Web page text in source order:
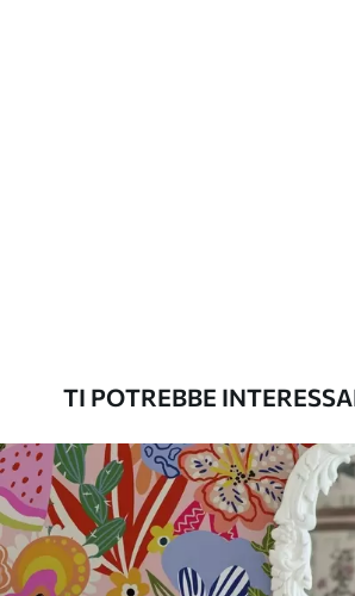
Standard
45.0027.00€/m²
Premium
56.6734.00 €/m²
TI POTREBBE